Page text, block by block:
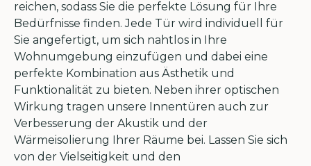
reichen, sodass Sie die perfekte Lösung für Ihre
Bedürfnisse finden. Jede Tür wird individuell für
Sie angefertigt, um sich nahtlos in Ihre
Wohnumgebung einzufügen und dabei eine
perfekte Kombination aus Ästhetik und
Funktionalität zu bieten. Neben ihrer optischen
Wirkung tragen unsere Innentüren auch zur
Verbesserung der Akustik und der
Wärmeisolierung Ihrer Räume bei. Lassen Sie sich
von der Vielseitigkeit und den